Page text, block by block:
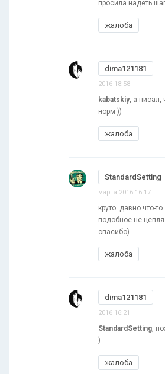
просила надеть
жалоба
dima121181
2016 18:58
kabatskiy, а писал,
норм ))
жалоба
StandardSetting
марта 2016 16:17
круто. давно что-то
подобное не
спасибо)
жалоба
dima121181
2016 16:21
StandardSetting,
)
жалоба